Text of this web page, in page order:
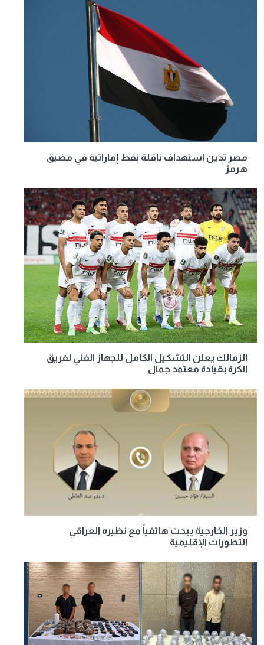
مصر تدين استهداف ناقلة نفط إماراتية في مضيق
هرمز
الزمالك يعلن التشكيل الكامل للجهاز الفني لفريق
الكرة بقيادة معتمد جمال
وزير الخارجية يبحث هاتفياً مع نظيره العراقي
التطورات الإقليمية